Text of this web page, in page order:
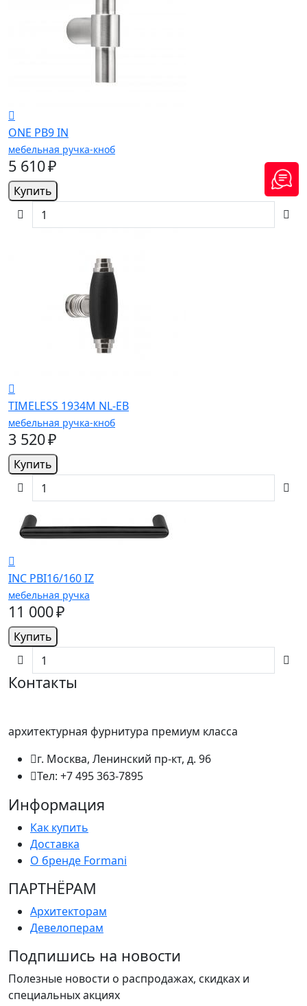
ONE PB9 IN
мебельная ручка-кноб
5 610 ₽
Купить
TIMELESS 1934M NL-EB
мебельная ручка-кноб
3 520 ₽
Купить
INC PBI16/160 IZ
мебельная ручка
11 000 ₽
Купить
Контакты
архитектурная фурнитура премиум класса
г. Москва, Ленинский пр-кт, д. 96
Тел: +7 495 363-7895
Информация
Как купить
Доставка
О бренде Formani
ПАРТНËРАМ
Архитекторам
Девелоперам
Подпишись на новости
Полезные новости о распродажах, скидках и
специальных акциях